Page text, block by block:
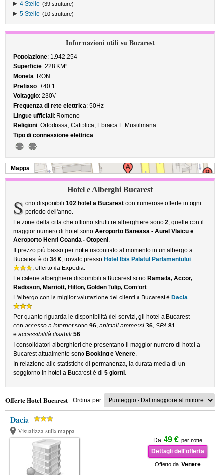
4 Stelle (39 strutture)
5 Stelle (10 strutture)
Informazioni utili su Bucarest
Popolazione: 1.942.254
Superficie: 228 KM²
Moneta: RON
Prefisso: +40 1
Voltaggio: 230V
Frequenza di rete elettrica: 50Hz
Lingue ufficiali: Romeno
Religioni: Ortodossa, Cattolica, Ebraica E Musulmana.
Tipo di connessione elettrica
Mappa
Hotel e Alberghi Bucarest
S ono disponibili 102 hotel a Bucarestcon numerose offerte in ogni
periodo dell'anno.
Le zone della citta che offrono strutture alberghiere sono2, quelle con il
maggior numero di hotel sonoAeroporto Baneasa - Aurel Vlaicu e
Aeroporto Henri Coanda - Otopeni.
Il prezzo più basso per notte riscontrato al momento in un albergo a
Bucarest è di34 €, trovato presso Hotel Ibis Palatul Parlamentului
, offerto da Expedia.
Le catene alberghiere disponibili a Bucarest sono Ramada, Accor,
Radisson, Marriott, Hilton, Golden Tulip, Comfort.
L'albergo con la miglior valutazione dei clienti a Bucarest è Dacia
.
Per quanto riguarda le disponibilità dei servizi, gli hotel a Bucarest
conaccesso a internetsono96,animali ammessi 36,SPA 81
eaccessibilità disabili 56.
I consolidatori alberghieri che presentano il maggior numero di hotel a
Bucarest attualmente sono Booking e Venere.
In relazione alle statistiche di permanenza, la durata media di un
soggiorno in hotel a Bucarest è di5 giorni.
Offerte Hotel Bucarest Ordina per
Dacia
Visualizza sulla mappa
Da 49 € per notte
Dettagli dell'offerta
Offerto da Venere